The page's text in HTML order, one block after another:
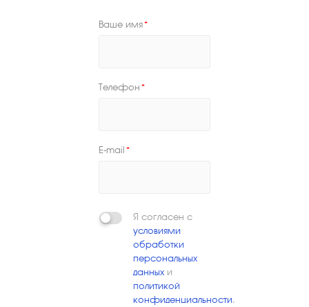
Ваше имя*
Телефон *
E-mail *
Я согласен с
условиями
обработки
персональных
данных и
политикой
конфиденциальности.